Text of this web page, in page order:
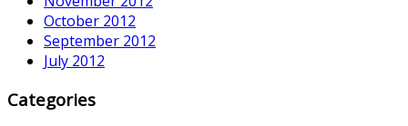
October 2012
September 2012
July 2012
Categories